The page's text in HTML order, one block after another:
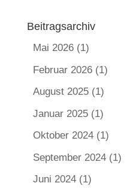
Beitragsarchiv
Mai 2026(1)
Februar 2026(1)
August 2025(1)
Januar 2025(1)
Oktober 2024(1)
September 2024(1)
Juni 2024(1)